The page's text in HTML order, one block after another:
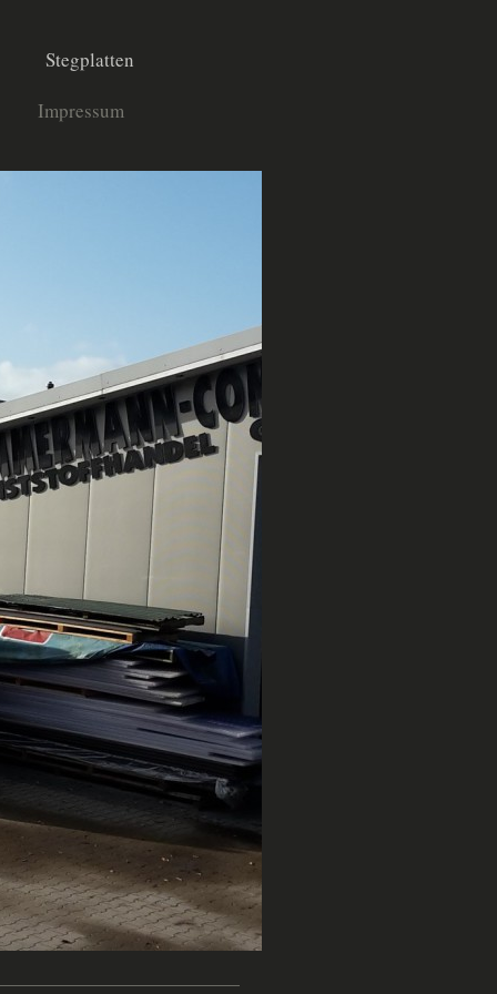
Stegplatten
Impressum